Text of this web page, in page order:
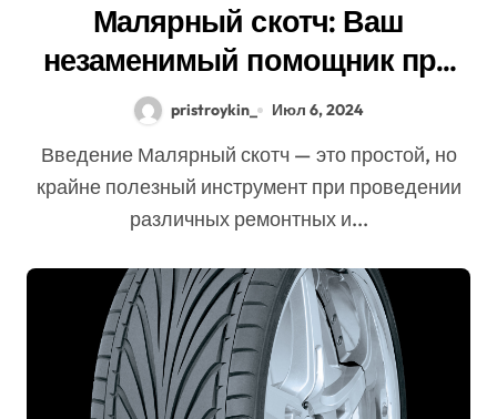
Малярный скотч: Ваш
незаменимый помощник при
ремонтных работах
pristroykin_ Июл 6, 2024
Введение Малярный скотч — это простой, но
крайне полезный инструмент при проведении
различных ремонтных и...